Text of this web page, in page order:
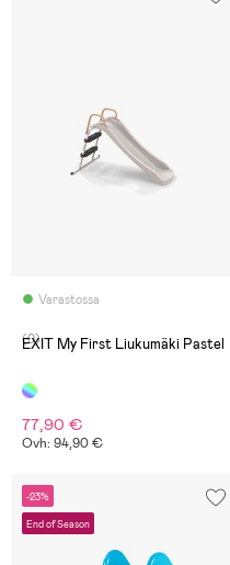
Varastossa
(0)
EXIT My First Liukumäki Pastel
77,90 €
Ovh: 94,90 €
-23%
End of Season